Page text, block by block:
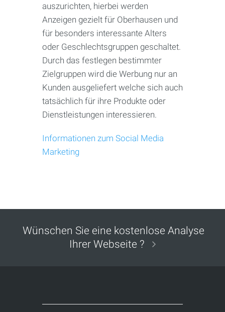
auszurichten, hierbei werden
Anzeigen gezielt für Oberhausen und
für besonders interessante Alters
oder Geschlechtsgruppen geschaltet.
Durch das festlegen bestimmter
Zielgruppen wird die Werbung nur an
Kunden ausgeliefert welche sich auch
tatsächlich für ihre Produkte oder
Dienstleistungen interessieren.
Informationen zum Social Media
Marketing
Wünschen Sie eine kostenlose Analyse
Ihrer Webseite ?